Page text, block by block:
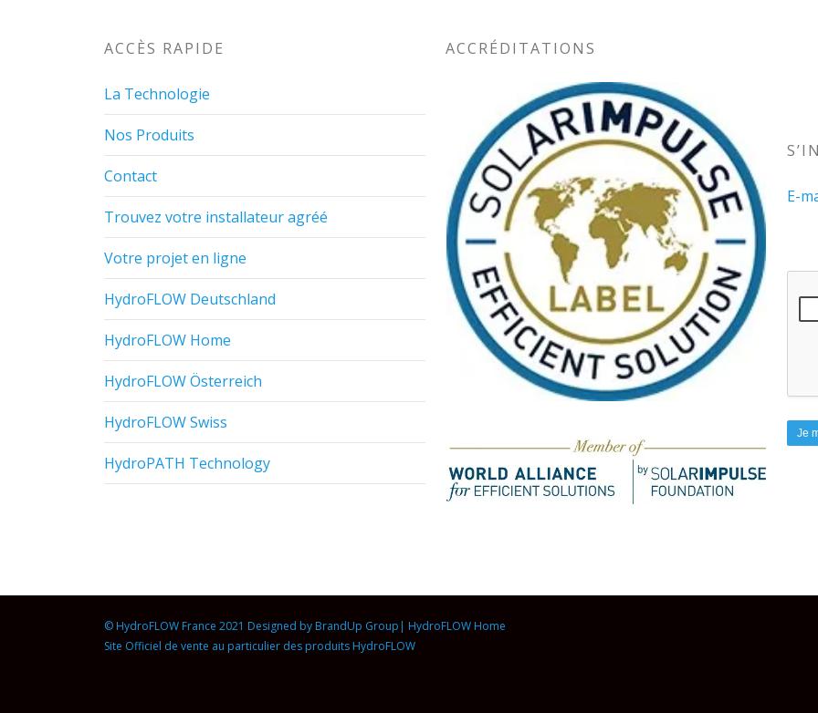
ACCÈS RAPIDE
La Technologie
Nos Produits
Contact
Trouvez votre installateur agréé
Votre projet en ligne
HydroFLOW Deutschland
HydroFLOW Home
HydroFLOW Österreich
HydroFLOW Swiss
HydroPATH Technology
ACCRÉDITATIONS
E-
© HydroFLOW France 2021 Designed by BrandUp Group | HydroFLOW Home
Site Officiel de vente au particulier des produits HydroFLOW